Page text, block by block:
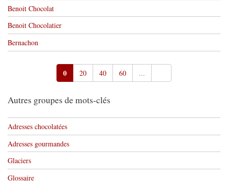
Benoit Chocolat
Benoit Chocolatier
Bernachon
0 20 40 60 ...
Autres groupes de mots-clés
Adresses chocolatées
Adresses gourmandes
Glaciers
Glossaire